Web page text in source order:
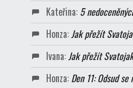
Kateřina: 5
Honza: Jak přežít
Ivana:Jak přežít
Honza: Den 11: Odsud se